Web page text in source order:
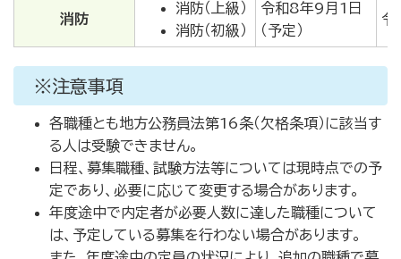
消防
消防（上級）
消防（初級）
令和8年9月1日
（予定）
令
※注意事項
各職種とも地方公務員法第16条（欠格条項）に該当す
る人は受験できません。
日程、募集職種、試験方法等については現時点での予
定であり、必要に応じて変更する場合があります。
年度途中で内定者が必要人数に達した職種について
は、予定している募集を行わない場合があります。